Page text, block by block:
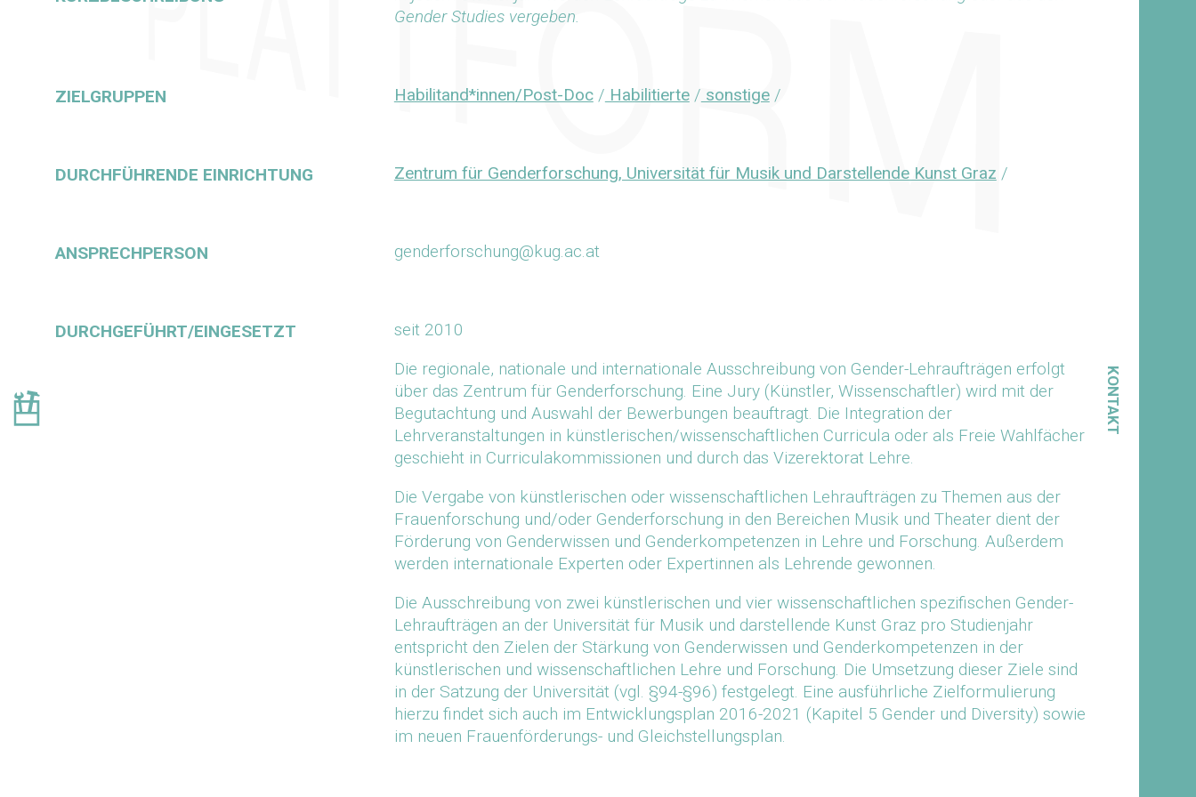
KONTAKT
Gender Studies vergeben.
ZIELGRUPPEN Habilitand*innen/Post-Doc/ Habilitierte/ sonstige/
DURCHFÜHRENDE EINRICHTUNG Zentrum für Genderforschung, Universität für Musik und Darstellende Kunst Graz /
ANSPRECHPERSON genderforschung@kug.ac.at
DURCHGEFÜHRT/EINGESETZT
seit 2010
Die regionale, nationale und internationale Ausschreibung von Gender-Lehraufträgen erfolgt
über das Zentrum für Genderforschung. Eine Jury (Künstler, Wissenschaftler) wird mit der
Begutachtung und Auswahl der Bewerbungen beauftragt. Die Integration der
Lehrveranstaltungen in künstlerischen/wissenschaftlichen Curricula oder als Freie Wahlfächer
geschieht in Curriculakommissionen und durch das Vizerektorat Lehre.
Die Vergabe von künstlerischen oder wissenschaftlichen Lehraufträgen zu Themen aus der
Frauenforschung und/oder Genderforschung in den Bereichen Musik und Theater dient der
Förderung von Genderwissen und Genderkompetenzen in Lehre und Forschung. Außerdem
werden internationale Experten oder Expertinnen als Lehrende gewonnen.
Die Ausschreibung von zwei künstlerischen und vier wissenschaftlichen spezifischen Gender-
Lehraufträgen an der Universität für Musik und darstellende Kunst Graz pro Studienjahr
entspricht den Zielen der Stärkung von Genderwissen und Genderkompetenzen in der
künstlerischen und wissenschaftlichen Lehre und Forschung. Die Umsetzung dieser Ziele sind
in der Satzung der Universität (vgl. §94-§96) festgelegt. Eine ausführliche Zielformulierung
hierzu findet sich auch im Entwicklungsplan 2016-2021 (Kapitel 5 Gender und Diversity) sowie
im neuen Frauenförderungs- und Gleichstellungsplan.